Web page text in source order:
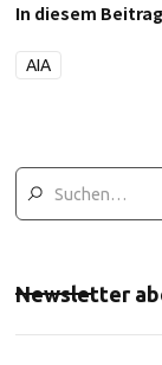
In diesem
AIA
Newsletter